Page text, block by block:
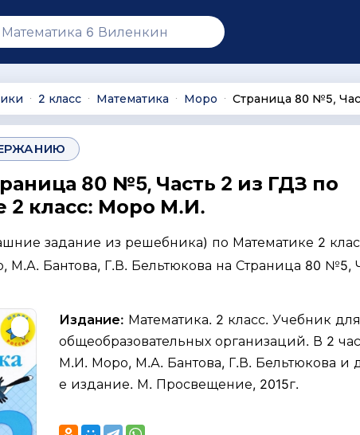
∙ 2 класс ∙ Математика ∙ Моро ∙ Страница 80 №5,
80 №5, Часть 2 из ГДЗ по
2 класс: Моро М.И.
задание из решебника) по Математике 2
М.А. Бантова, Г.В. Бельтюкова на Страница 80 №5,
Издание: Математика. 2 класс. Учебник для
общеобразовательных организаций. В 2
М.И. Моро, М.А. Бантова, Г.В. Бельтюкова и
е издание. М. Просвещение, 2015г.